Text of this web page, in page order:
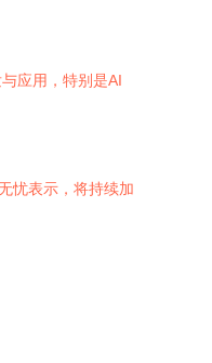
应用，特别是AI
忧表示，将持续加